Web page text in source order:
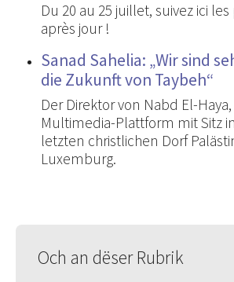
Du 20 au 25 juillet, suivez ici
après jour !
Sanad Sahelia: „Wir sind
die Zukunft von Taybeh“
Der Direktor von Nabd El-
Multimedia-Plattform mit Sitz
letzten christlichen Dorf
Luxemburg.
Och an dëser Rubrik